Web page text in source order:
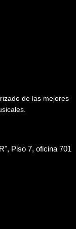
de las mejores
Piso 7, oficina 701